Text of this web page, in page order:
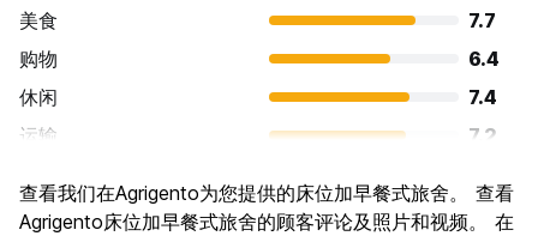
美食
7.7
购物
6.4
休闲
7.4
运输
7.2
文化
查看我们在Agrigento为您提供的床位加早餐式旅舍。 查看
Agrigento床位加早餐式旅舍的顾客评论及照片和视频。 在